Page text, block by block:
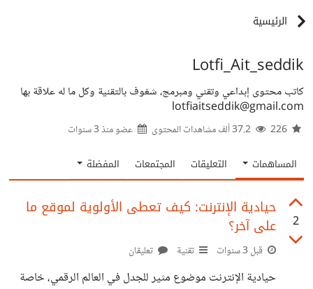
الرئيسية
Lotfi_Ait_seddik
كاتب محتوى إبداعي وتقني ومبرمج، شغوف بالتقنية وكل ما له علاقة بها
lotfiaitseddik@gmail.com
عضو منذ3 سنوات
المساهمات التعليقات المجتمعات المفضلة
2
حيادية الإنترنت: كيف تعطى الأولوية لموقع ما
على آخر؟
قبل 3 سنوات تقنية تعليقان
حيادية الإنترنت موضوع مثير للجدل في العالم الرقمي، خاصة